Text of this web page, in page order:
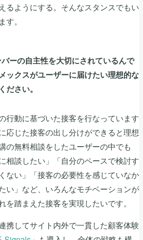
るようにする。そんなスタンスでもい
。
ーの自主性を大切にされているんで
ックスがユーザーに届けたい理想的な
ださい。
行動に基づいた接客を行なっています
応じた接客の出し分けができると理想
の無料相談をしたユーザーの中でも
相談したい」「自分のペースで検討す
ない」「接客の必要性を感じていなか
い」など、いろんなモチベーションが
を踏まえた接客を実現したいです。
携してサイト内外で一貫した顧客体験